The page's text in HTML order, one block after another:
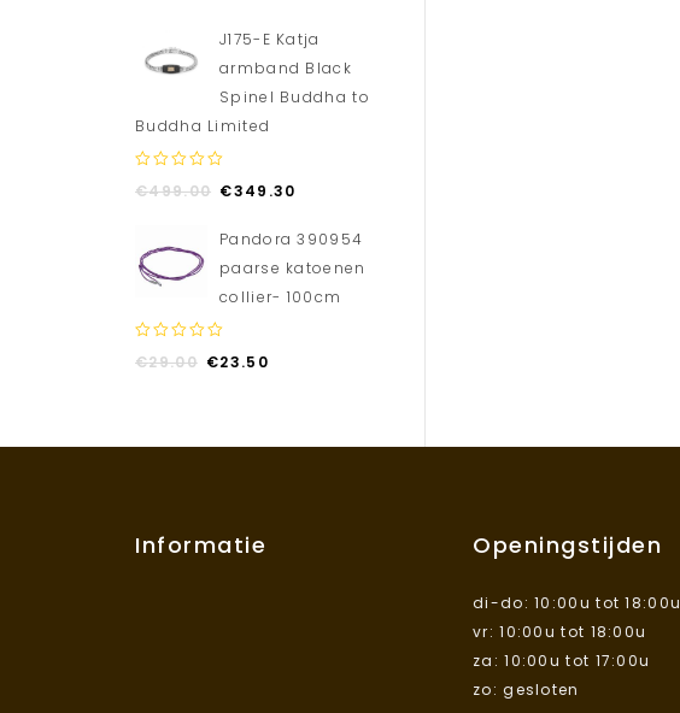
J175-E Katja
armband Black
Spinel Buddha to
Buddha Limited
out
€499.00 €349.30
Pandora 390954
paarse katoenen
collier- 100cm
out
€29.00 €23.50
Informatie Openingstijden
di-do: 10:00u tot 18:00u
vr: 10:00u tot 18:00u
za: 10:00u tot 17:00u
zo: gesloten